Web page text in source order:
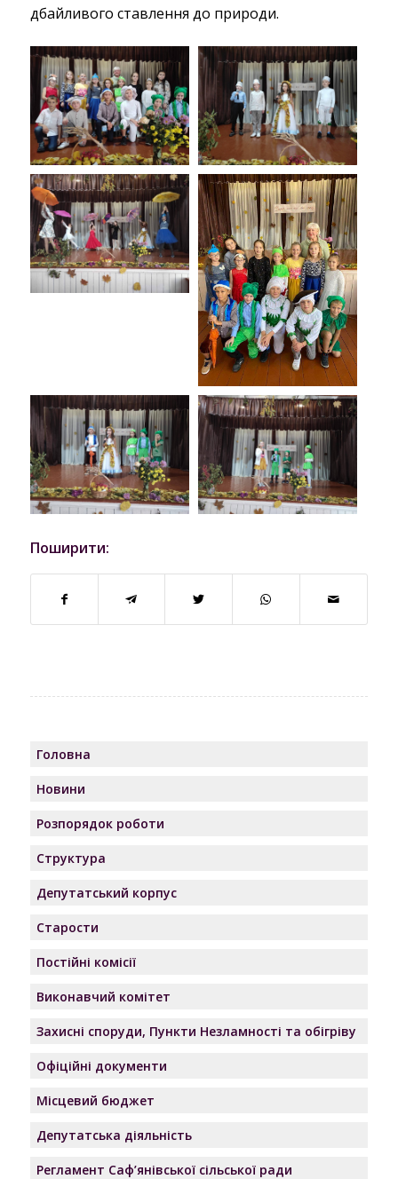
дбайливого ставлення до природи.
Поширити:
Головна
Новини
Розпорядок роботи
Структура
Депутатський корпус
Старости
Постійні комісії
Виконавчий комітет
Захисні споруди, Пункти Незламності та обігріву
Офіційні документи
Місцевий бюджет
Депутатська діяльність
Регламент Саф’янівської сільської ради